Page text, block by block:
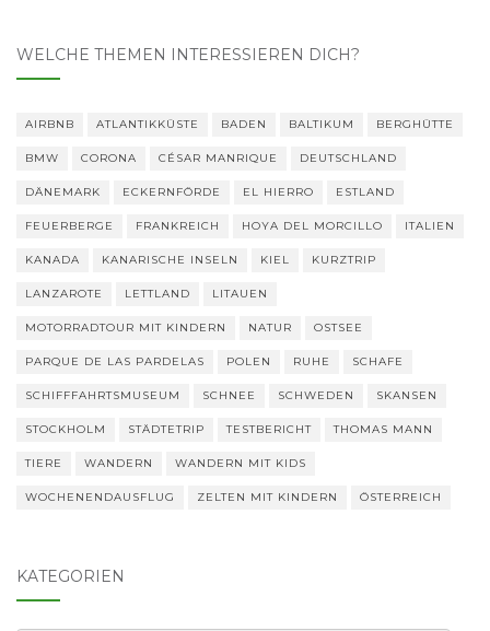
WELCHE THEMEN INTERESSIEREN DICH?
AIRBNB ATLANTIKKÜSTE BADEN BALTIKUM BERGHÜTTE
BMW CORONA CÉSAR MANRIQUE DEUTSCHLAND
DÄNEMARK ECKERNFÖRDE EL HIERRO ESTLAND
FEUERBERGE FRANKREICH HOYA DEL MORCILLO ITALIEN
KANADA KANARISCHE INSELN KIEL KURZTRIP
LANZAROTE LETTLAND LITAUEN
MOTORRADTOUR MIT KINDERN NATUR OSTSEE
PARQUE DE LAS PARDELAS POLEN RUHE SCHAFE
SCHIFFFAHRTSMUSEUM SCHNEE SCHWEDEN SKANSEN
STOCKHOLM STÄDTETRIP TESTBERICHT THOMAS MANN
TIERE WANDERN WANDERN MIT KIDS
WOCHENENDAUSFLUG ZELTEN MIT KINDERN ÖSTERREICH
KATEGORIEN